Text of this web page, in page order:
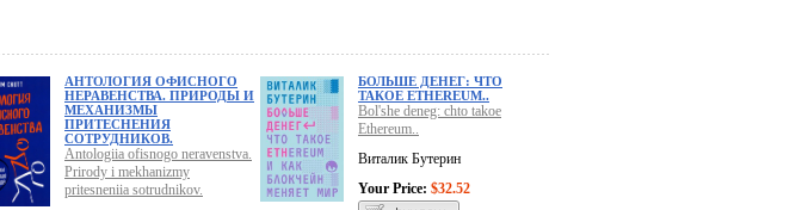
АНТОЛОГИЯ ОФИСНОГО
НЕРАВЕНСТВА. ПРИРОДЫ И
МЕХАНИЗМЫ
ПРИТЕСНЕНИЯ
СОТРУДНИКОВ.
Antologiia ofisnogo neravenstva.
Prirody i mekhanizmy
pritesneniia sotrudnikov.
БОЛЬШЕ ДЕНЕГ: ЧТО
ТАКОЕ ETHEREUM..
Bol'she deneg: chto takoe
Ethereum..
Виталик Бутерин
Your Price: $32.52